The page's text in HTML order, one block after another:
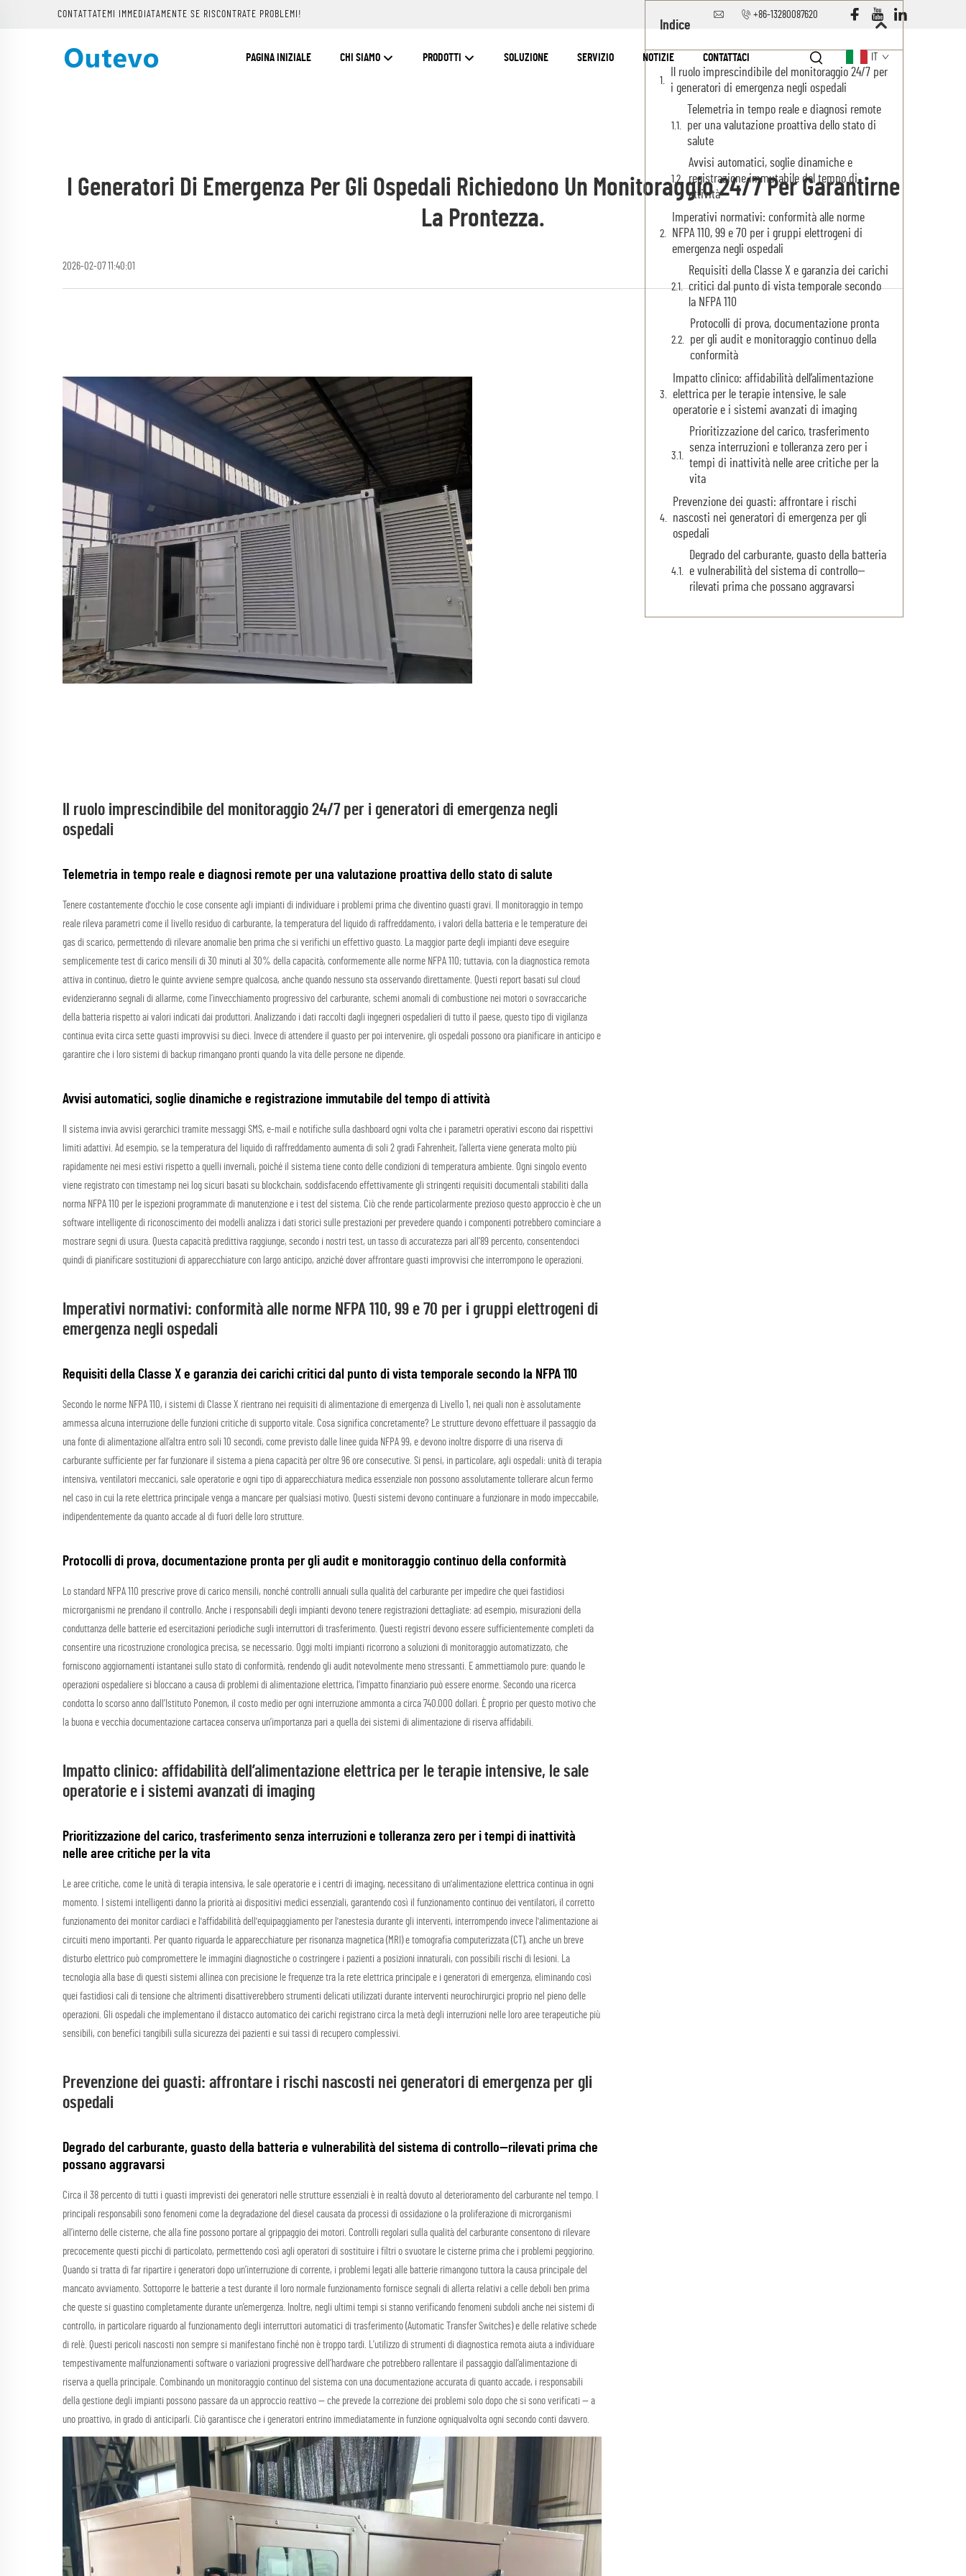
CONTATTATEMI IMMEDIATAMENTE SE RISCONTRATE PROBLEMI! +86-13280087620
PAGINA INIZIALE CHI SIAMO PRODOTTI SOLUZIONE SERVIZIO NOTIZIE CONTATTACI
I Generatori Di Emergenza Per Gli Ospedali Richiedono Un Monitoraggio 24/7 Per Garantirne
La Prontezza.
2026-02-07 11:40:01
Il ruolo imprescindibile del monitoraggio 24/7 per i generatori di emergenza negli
ospedali
Telemetria in tempo reale e diagnosi remote per una valutazione proattiva dello stato di salute
Tenere costantemente d'occhio le cose consente agli impianti di individuare i problemi prima che diventino guasti gravi. Il monitoraggio in tempo
reale rileva parametri come il livello residuo di carburante, la temperatura del liquido di raffreddamento, i valori della batteria e le temperature dei
gas di scarico, permettendo di rilevare anomalie ben prima che si verifichi un effettivo guasto. La maggior parte degli impianti deve eseguire
semplicemente test di carico mensili di 30 minuti al 30% della capacità, conformemente alle norme NFPA 110; tuttavia, con la diagnostica remota
attiva in continuo, dietro le quinte avviene sempre qualcosa, anche quando nessuno sta osservando direttamente. Questi report basati sul cloud
evidenzieranno segnali di allarme, come l’invecchiamento progressivo del carburante, schemi anomali di combustione nei motori o sovraccariche
della batteria rispetto ai valori indicati dai produttori. Analizzando i dati raccolti dagli ingegneri ospedalieri di tutto il paese, questo tipo di vigilanza
continua evita circa sette guasti improvvisi su dieci. Invece di attendere il guasto per poi intervenire, gli ospedali possono ora pianificare in anticipo e
garantire che i loro sistemi di backup rimangano pronti quando la vita delle persone ne dipende.
Avvisi automatici, soglie dinamiche e registrazione immutabile del tempo di attività
Il sistema invia avvisi gerarchici tramite messaggi SMS, e-mail e notifiche sulla dashboard ogni volta che i parametri operativi escono dai rispettivi
limiti adattivi. Ad esempio, se la temperatura del liquido di raffreddamento aumenta di soli 2 gradi Fahrenheit, l’allerta viene generata molto più
rapidamente nei mesi estivi rispetto a quelli invernali, poiché il sistema tiene conto delle condizioni di temperatura ambiente. Ogni singolo evento
viene registrato con timestamp nei log sicuri basati su blockchain, soddisfacendo effettivamente gli stringenti requisiti documentali stabiliti dalla
norma NFPA 110 per le ispezioni programmate di manutenzione e i test del sistema. Ciò che rende particolarmente prezioso questo approccio è che un
software intelligente di riconoscimento dei modelli analizza i dati storici sulle prestazioni per prevedere quando i componenti potrebbero cominciare a
mostrare segni di usura. Questa capacità predittiva raggiunge, secondo i nostri test, un tasso di accuratezza pari all’89 percento, consentendoci
quindi di pianificare sostituzioni di apparecchiature con largo anticipo, anziché dover affrontare guasti improvvisi che interrompono le operazioni.
Imperativi normativi: conformità alle norme NFPA 110, 99 e 70 per i gruppi elettrogeni di
emergenza negli ospedali
Requisiti della Classe X e garanzia dei carichi critici dal punto di vista temporale secondo la NFPA 110
Secondo le norme NFPA 110, i sistemi di Classe X rientrano nei requisiti di alimentazione di emergenza di Livello 1, nei quali non è assolutamente
ammessa alcuna interruzione delle funzioni critiche di supporto vitale. Cosa significa concretamente? Le strutture devono effettuare il passaggio da
una fonte di alimentazione all’altra entro soli 10 secondi, come previsto dalle linee guida NFPA 99, e devono inoltre disporre di una riserva di
carburante sufficiente per far funzionare il sistema a piena capacità per oltre 96 ore consecutive. Si pensi, in particolare, agli ospedali: unità di terapia
intensiva, ventilatori meccanici, sale operatorie e ogni tipo di apparecchiatura medica essenziale non possono assolutamente tollerare alcun fermo
nel caso in cui la rete elettrica principale venga a mancare per qualsiasi motivo. Questi sistemi devono continuare a funzionare in modo impeccabile,
indipendentemente da quanto accade al di fuori delle loro strutture.
Protocolli di prova, documentazione pronta per gli audit e monitoraggio continuo della conformità
Lo standard NFPA 110 prescrive prove di carico mensili, nonché controlli annuali sulla qualità del carburante per impedire che quei fastidiosi
microrganismi ne prendano il controllo. Anche i responsabili degli impianti devono tenere registrazioni dettagliate: ad esempio, misurazioni della
conduttanza delle batterie ed esercitazioni periodiche sugli interruttori di trasferimento. Questi registri devono essere sufficientemente completi da
consentire una ricostruzione cronologica precisa, se necessario. Oggi molti impianti ricorrono a soluzioni di monitoraggio automatizzato, che
forniscono aggiornamenti istantanei sullo stato di conformità, rendendo gli audit notevolmente meno stressanti. E ammettiamolo pure: quando le
operazioni ospedaliere si bloccano a causa di problemi di alimentazione elettrica, l’impatto finanziario può essere enorme. Secondo una ricerca
condotta lo scorso anno dall’Istituto Ponemon, il costo medio per ogni interruzione ammonta a circa 740.000 dollari. È proprio per questo motivo che
la buona e vecchia documentazione cartacea conserva un’importanza pari a quella dei sistemi di alimentazione di riserva affidabili.
Impatto clinico: affidabilità dell’alimentazione elettrica per le terapie intensive, le sale
operatorie e i sistemi avanzati di imaging
Prioritizzazione del carico, trasferimento senza interruzioni e tolleranza zero per i tempi di inattività
nelle aree critiche per la vita
Le aree critiche, come le unità di terapia intensiva, le sale operatorie e i centri di imaging, necessitano di un'alimentazione elettrica continua in ogni
momento. I sistemi intelligenti danno la priorità ai dispositivi medici essenziali, garantendo così il funzionamento continuo dei ventilatori, il corretto
funzionamento dei monitor cardiaci e l'affidabilità dell'equipaggiamento per l'anestesia durante gli interventi, interrompendo invece l'alimentazione ai
circuiti meno importanti. Per quanto riguarda le apparecchiature per risonanza magnetica (MRI) e tomografia computerizzata (CT), anche un breve
disturbo elettrico può compromettere le immagini diagnostiche o costringere i pazienti a posizioni innaturali, con possibili rischi di lesioni. La
tecnologia alla base di questi sistemi allinea con precisione le frequenze tra la rete elettrica principale e i generatori di emergenza, eliminando così
quei fastidiosi cali di tensione che altrimenti disattiverebbero strumenti delicati utilizzati durante interventi neurochirurgici proprio nel pieno delle
operazioni. Gli ospedali che implementano il distacco automatico dei carichi registrano circa la metà degli interruzioni nelle loro aree terapeutiche più
sensibili, con benefici tangibili sulla sicurezza dei pazienti e sui tassi di recupero complessivi.
Prevenzione dei guasti: affrontare i rischi nascosti nei generatori di emergenza per gli
ospedali
Degrado del carburante, guasto della batteria e vulnerabilità del sistema di controllo—rilevati prima che
possano aggravarsi
Circa il 38 percento di tutti i guasti imprevisti dei generatori nelle strutture essenziali è in realtà dovuto al deterioramento del carburante nel tempo. I
principali responsabili sono fenomeni come la degradazione del diesel causata da processi di ossidazione o la proliferazione di microrganismi
all’interno delle cisterne, che alla fine possono portare al grippaggio dei motori. Controlli regolari sulla qualità del carburante consentono di rilevare
precocemente questi picchi di particolato, permettendo così agli operatori di sostituire i filtri o svuotare le cisterne prima che i problemi peggiorino.
Quando si tratta di far ripartire i generatori dopo un’interruzione di corrente, i problemi legati alle batterie rimangono tuttora la causa principale del
mancato avviamento. Sottoporre le batterie a test durante il loro normale funzionamento fornisce segnali di allerta relativi a celle deboli ben prima
che queste si guastino completamente durante un’emergenza. Inoltre, negli ultimi tempi si stanno verificando fenomeni subdoli anche nei sistemi di
controllo, in particolare riguardo al funzionamento degli interruttori automatici di trasferimento (Automatic Transfer Switches) e delle relative schede
di relè. Questi pericoli nascosti non sempre si manifestano finché non è troppo tardi. L’utilizzo di strumenti di diagnostica remota aiuta a individuare
tempestivamente malfunzionamenti software o variazioni progressive dell’hardware che potrebbero rallentare il passaggio dall’alimentazione di
riserva a quella principale. Combinando un monitoraggio continuo del sistema con una documentazione accurata di quanto accade, i responsabili
della gestione degli impianti possono passare da un approccio reattivo — che prevede la correzione dei problemi solo dopo che si sono verificati — a
uno proattivo, in grado di anticiparli. Ciò garantisce che i generatori entrino immediatamente in funzione ogniqualvolta ogni secondo conti davvero.
Indice
Il ruolo imprescindibile del monitoraggio 24/7 per
i generatori di emergenza negli ospedali
Telemetria in tempo reale e diagnosi remote
per una valutazione proattiva dello stato di
salute
Avvisi automatici, soglie dinamiche e
registrazione immutabile del tempo di
attività
Imperativi normativi: conformità alle norme
NFPA 110, 99 e 70 per i gruppi elettrogeni di
emergenza negli ospedali
Requisiti della Classe X e garanzia dei carichi
critici dal punto di vista temporale secondo
la NFPA 110
Protocolli di prova, documentazione pronta
per gli audit e monitoraggio continuo della
conformità
Impatto clinico: affidabilità dell’alimentazione
elettrica per le terapie intensive, le sale
operatorie e i sistemi avanzati di imaging
Prioritizzazione del carico, trasferimento
senza interruzioni e tolleranza zero per i
tempi di inattività nelle aree critiche per la
vita
Prevenzione dei guasti: affrontare i rischi
nascosti nei generatori di emergenza per gli
ospedali
Degrado del carburante, guasto della batteria
e vulnerabilità del sistema di controllo—
rilevati prima che possano aggravarsi